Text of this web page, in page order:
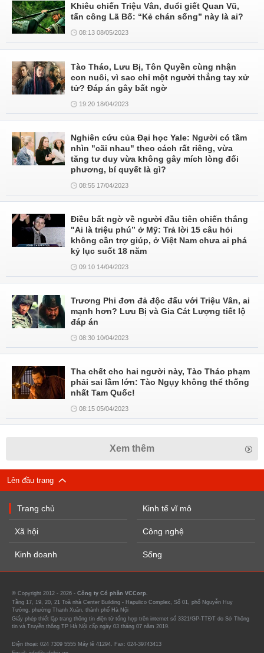
Khiêu chiến Triệu Vân, đuổi giết Quan Vũ,
tấn công Lã Bố: “Kẻ chán sống” này là ai?
08:13 08/05/2023
Tào Tháo, Lưu Bị, Tôn Quyền cùng nhận
con nuôi, vì sao chỉ một người thẳng tay xử
tử? Đáp án gây bất ngờ
19:20 18/04/2023
Nghiên cứu của Đại học Yale: Người có tầm
nhìn "cãi nhau" theo cách rất riêng, vừa
tăng tư duy vừa không gây mích lòng đối
phương, bí quyết là gì?
08:55 17/04/2023
Điều bất ngờ về người đầu tiên chiến thắng
"Ai là triệu phú” ở Mỹ: Trả lời 15 câu hỏi
không cần trợ giúp, ở Việt Nam chưa ai phá
kỷ lục suốt 18 năm
09:10 14/04/2023
Trương Phi đơn đả độc đấu với Triệu Vân, ai
mạnh hơn? Lưu Bị và Gia Cát Lượng tiết lộ
đáp án
08:30 10/04/2023
Tha chết cho hai người này, Tào Tháo phạm
phải sai lầm lớn: Tào Ngụy không thể thống
nhất Tam Quốc!
08:15 05/04/2023
Xem thêm
Lên đầu trang
Trang chủ
Xã hội
Kinh doanh
Kinh tế vĩ mô
Công nghệ
Sống
© Copyright 2012 - 2026 - Công ty Cổ phần VCCorp.
Tầng 17, 19, 20, 21 Toà nhà Center Building - Hapulico Complex, Số 01, phố Nguyễn Huy
Tưởng, phường Thanh Xuân, thành phố Hà Nội
Giấy phép thiết lập trang thông tin điện tử tổng hợp trên internet số 3321/GP-TTĐT do Sở Thông
tin và Truyền thông TP Hà Nội cấp ngày 03 tháng 07 năm 2019.
Điện thoại: 024 7309 5555 Máy lẻ 41294. Fax: 024-39743413